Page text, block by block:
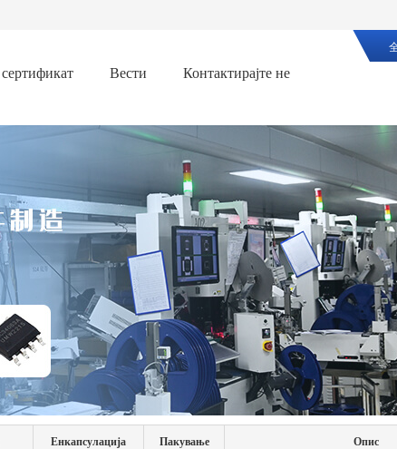
сертификат Вести Контактирајте не
Енкапсулација Пакување Опис